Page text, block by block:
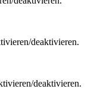
deaktivieren.
deaktivieren.